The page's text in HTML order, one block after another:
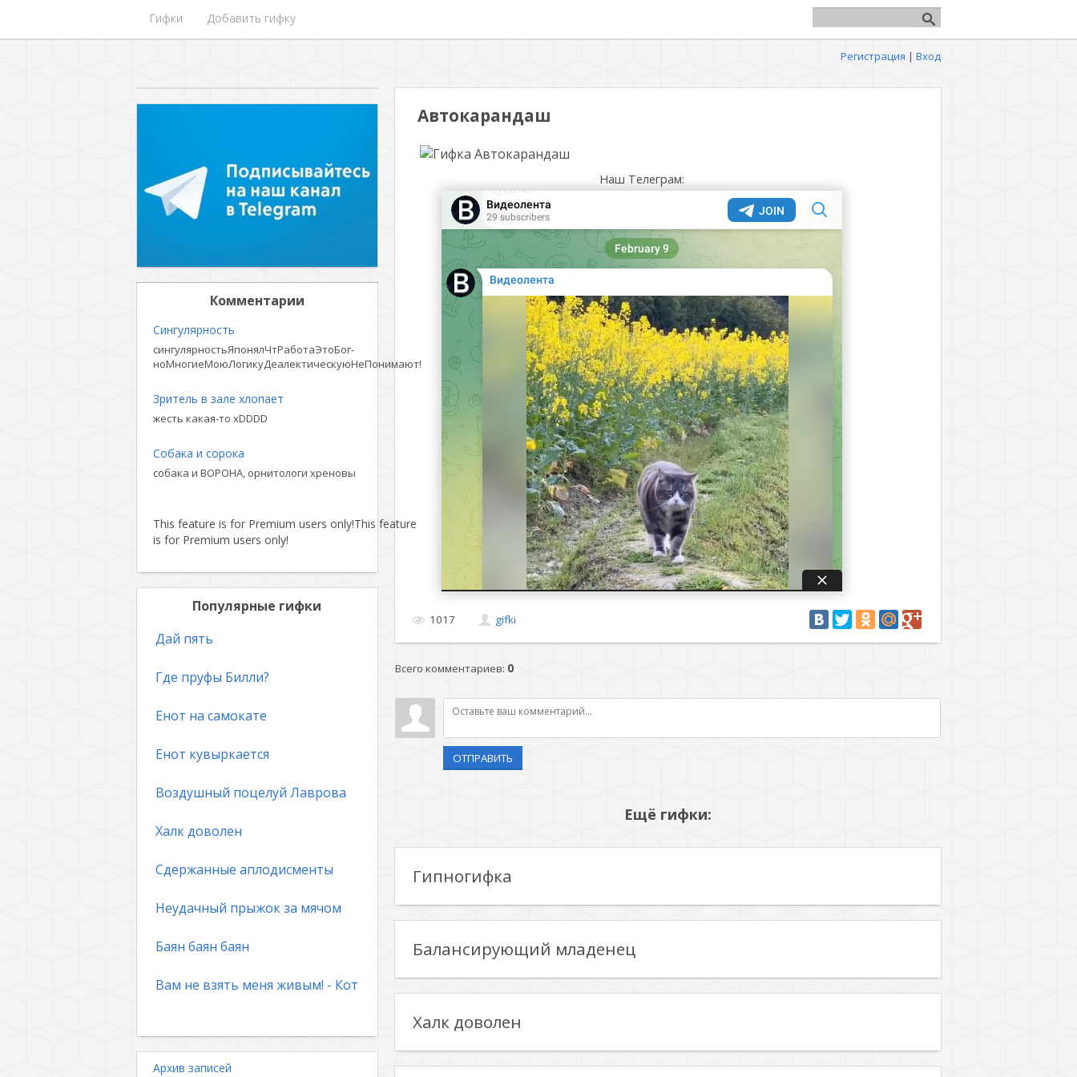
Гифки Добавить гифку
Регистрация | Вход
Автокарандаш
Наш Телеграм:
1017 gifki
Всего комментариев: 0
ОТПРАВИТЬ
Ещё гифки:
Гипногифка
Балансирующий младенец
Халк доволен
Комментарии
Сингулярность
сингулярностьЯпонялЧтРаботаЭтоБог-
ноМногиеМоюЛогикуДеалектическуюНеПонимают!
Зритель в зале хлопает
жесть какая-то xDDDD
Собака и сорока
собака и ВОРОНА, орнитологи хреновы
This feature is for Premium users only!This feature
is for Premium users only!
Популярные гифки
Дай пять
Где пруфы Билли?
Енот на самокате
Енот кувыркается
Воздушный поцелуй Лаврова
Халк доволен
Сдержанные аплодисменты
Неудачный прыжок за мячом
Баян баян баян
Вам не взять меня живым! - Кот
Архив записей